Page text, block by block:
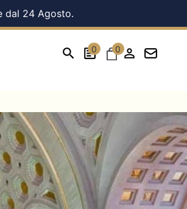
dal 24 Agosto.
0 0